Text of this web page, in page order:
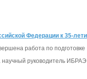
Федерации к 35-
работа по
научный руководитель